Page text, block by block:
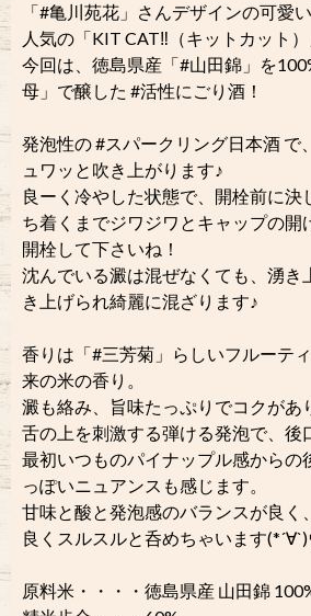
「#亀川苑花」さんデザインの可愛
人気の「KIT CAT‼︎（キットカット）
今回は、徳島県産「#山田錦」を
母」で醸した #活性にごり酒！
発泡性の #スパークリング日本酒 で
ュワッと吹き上がります♪
良ーく冷やした状態で、開栓前に決
ち着くまでジワジワとキャップの開
開栓して下さいね！
沈んでいる澱は混ぜなくても、湧き
き上げられ綺麗に混ざります♪
香りは「#三芳菊」らしいフルーテ
来の米の香り。
澱も絡み、旨味たっぷりでコクがあ
舌の上を刺激する弾ける発泡で、後
最初いつものパイナップル感からの
っぽいニュアンスも感じます。
甘味と酸と発泡感のバランスが良く
良くスルスルと呑めちゃいます
原料米・・・・徳島県産 山田錦